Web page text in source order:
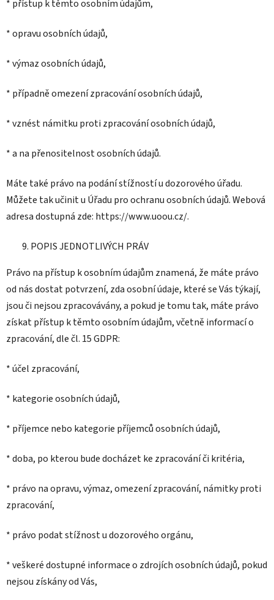
* přístup k těmto osobním údajům,
* opravu osobních údajů,
* výmaz osobních údajů,
* případně omezení zpracování osobních údajů,
* vznést námitku proti zpracování osobních údajů,
* a na přenositelnost osobních údajů.
Máte také právo na podání stížností u dozorového úřadu.
Můžete tak učinit u Úřadu pro ochranu osobních údajů. Webová
adresa dostupná zde: https://www.uoou.cz/.
POPIS JEDNOTLIVÝCH PRÁV
Právo na přístup k osobním údajům znamená, že máte právo
od nás dostat potvrzení, zda osobní údaje, které se Vás týkají,
jsou či nejsou zpracovávány, a pokud je tomu tak, máte právo
získat přístup k těmto osobním údajům, včetně informací o
zpracování, dle čl. 15 GDPR:
* účel zpracování,
* kategorie osobních údajů,
* příjemce nebo kategorie příjemců osobních údajů,
* doba, po kterou bude docházet ke zpracování či kritéria,
* právo na opravu, výmaz, omezení zpracování, námitky proti
zpracování,
* právo podat stížnost u dozorového orgánu,
* veškeré dostupné informace o zdrojích osobních údajů, pokud
nejsou získány od Vás,